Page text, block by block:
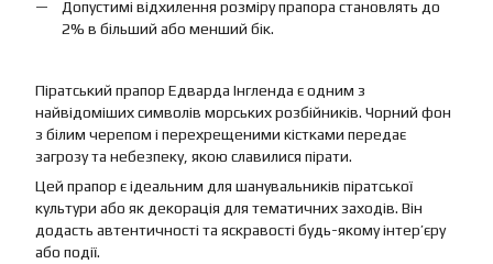
Допустимі відхилення розміру прапора становлять до
2% в більший або менший бік.
Піратський прапор Едварда Інгленда є одним з
найвідоміших символів морських розбійників. Чорний фон
з білим черепом і перехрещеними кістками передає
загрозу та небезпеку, якою славилися пірати.
Цей прапор є ідеальним для шанувальників піратської
культури або як декорація для тематичних заходів. Він
додасть автентичності та яскравості будь-якому інтер’єру
або події.